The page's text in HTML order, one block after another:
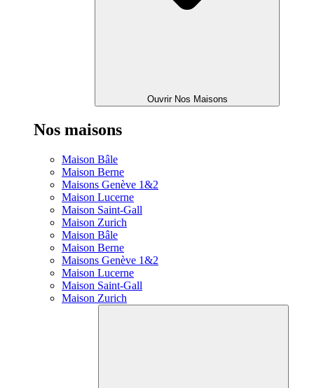
Ouvrir Nos Maisons
Nos maisons
Maison Bâle
Maison Berne
Maisons Genève 1&2
Maison Lucerne
Maison Saint-Gall
Maison Zurich
Maison Bâle
Maison Berne
Maisons Genève 1&2
Maison Lucerne
Maison Saint-Gall
Maison Zurich